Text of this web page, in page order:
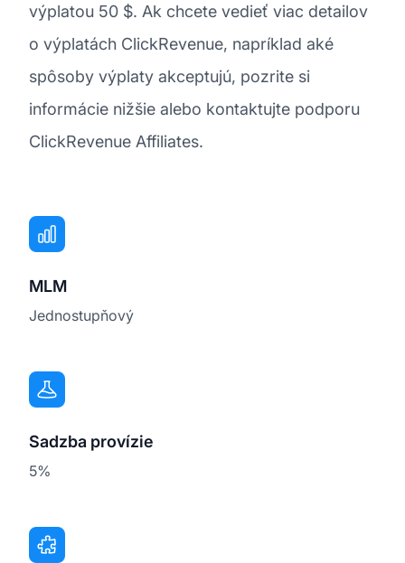
výplatou 50 $. Ak chcete vedieť viac detailov
o výplatách ClickRevenue, napríklad aké
spôsoby výplaty akceptujú, pozrite si
informácie nižšie alebo kontaktujte podporu
ClickRevenue Affiliates.
MLM
Jednostupňový
Sadzba provízie
5%